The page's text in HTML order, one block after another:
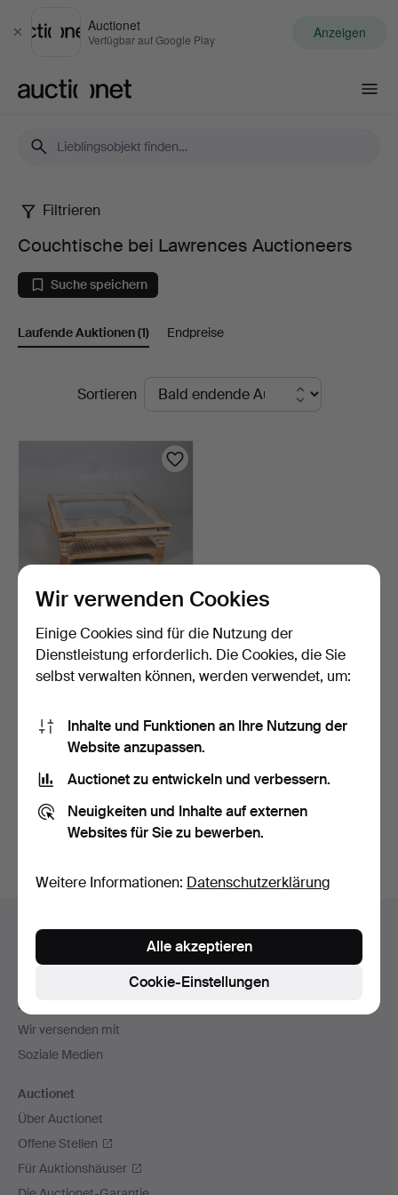
Schließen
Auctionet
Verfügbar auf Google Play Anzeigen
Couchtische
bei
Lawrences
Auctioneers
Filtrieren
Couchtische bei Lawrences Auctioneers
Suche speichern
Laufende Auktionen(1) Endpreise
LaufendeSortieren
EIN MODERNER
QUADRATISCHER
COUCHTISCH IN G…
4 Tage
Suche speichern
Archiv
suchen.
Navigation
Hilfe und Kontakt
Kontakt mit dem Support aufnehmen
Zahlungsweisen
Wir versenden mit
Soziale Medien
Auctionet
Über Auctionet
Offene Stellen
Für Auktionshäuser
Wir verwenden Cookies
Einige Cookies sind für die Nutzung der
Dienstleistung erforderlich. Die Cookies, die Sie
selbst verwalten können, werden verwendet, um:
Inhalte und Funktionen an Ihre Nutzung der
Website anzupassen.
Auctionet zu entwickeln und verbessern.
Neuigkeiten und Inhalte auf externen
Websites für Sie zu bewerben.
Weitere Informationen: Datenschutzerklärung
Cookie-Einstellungen
Alle akzeptieren